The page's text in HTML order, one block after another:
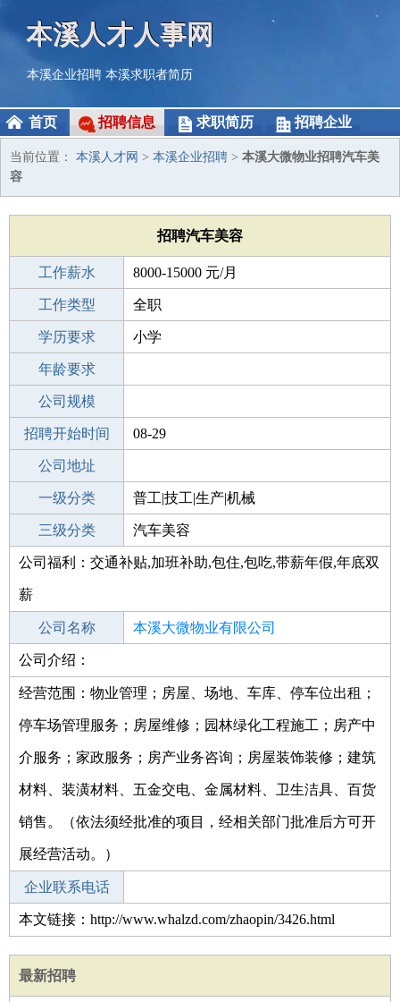
本溪人才人事网
本溪企业招聘 本溪求职者简历
首页 招聘信息 求职简历 招聘企业
当前位置： 本溪人才网 > 本溪企业招聘 > 本溪大微物业招聘汽车美
容
招聘汽车美容
工作薪水 8000-15000 元/月
招聘人数 5人
工作类型 全职
性别要求 -
学历要求 小学
工作经验
年龄要求
工作地点
公司规模
公司电话
招聘开始时间 08-29
招聘结束时间
公司地址
一级分类 普工|技工|生产|机械
二级分类 汽车制造
三级分类 汽车美容
其他行业 美容洗车
公司福利：交通补贴,加班补助,包住,包吃,带薪年假,年底双
薪
公司名称 本溪大微物业有限公司
公司类型
公司介绍：
经营范围：物业管理；房屋、场地、车库、停车位出租；
停车场管理服务；房屋维修；园林绿化工程施工；房产中
介服务；家政服务；房产业务咨询；房屋装饰装修；建筑
材料、装潢材料、五金交电、金属材料、卫生洁具、百货
销售。（依法须经批准的项目，经相关部门批准后方可开
展经营活动。）
企业联系电话
本文链接：http://www.whalzd.com/zhaopin/3426.html
最新招聘